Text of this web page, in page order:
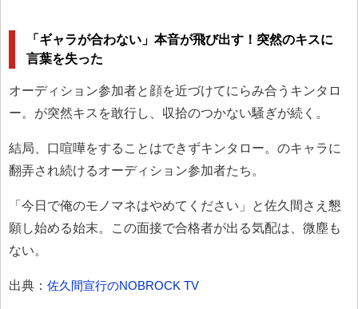
「ギャラが合わない」本音が飛び出す！突然のキスに
言葉を失った
オーディション参加者と顔を近づけてにらみ合うキンタロ
ー。が突然キスを敢行し、収拾のつかない騒ぎが続く。
結局、口喧嘩をすることはできずキンタロー。のキャラに
翻弄され続けるオーディション参加者たち。
「今日で俺のモノマネはやめてください」と佐久間さえ懇
願し始める始末。この面接で合格者が出る気配は、微塵も
ない。
出典： 佐久間宣行のNOBROCK TV